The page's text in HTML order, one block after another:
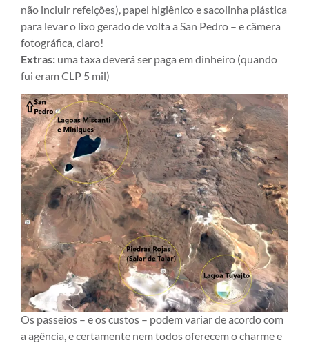
não incluir refeições), papel higiênico e sacolinha plástica
para levar o lixo gerado de volta a San Pedro – e câmera
fotográfica, claro!
Extras: uma taxa deverá ser paga em dinheiro (quando
fui eram CLP 5 mil)
Os passeios – e os custos – podem variar de acordo com
a agência, e certamente nem todos oferecem o charme e